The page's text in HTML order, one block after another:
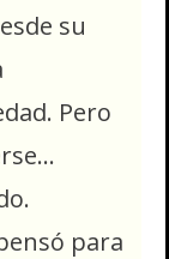
su
Pero
para